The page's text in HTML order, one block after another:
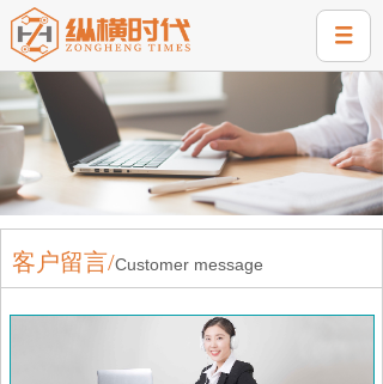
客户留言/Customer message